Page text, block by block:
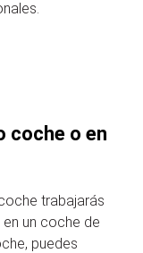
coche o en
trabajarás
un coche de
puedes